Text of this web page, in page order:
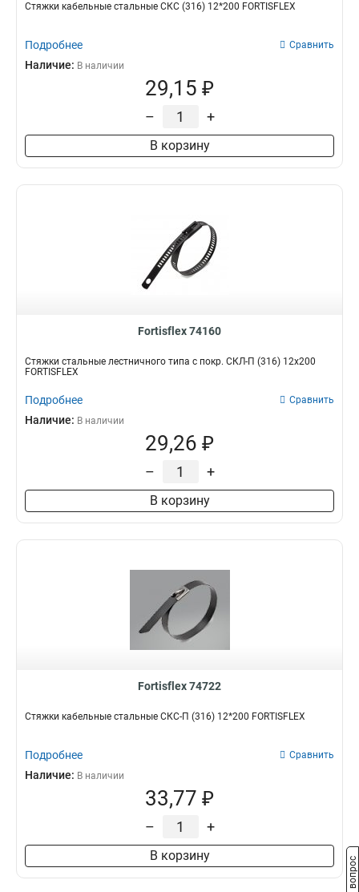
Стяжки кабельные стальные СКС (316) 12*200 FORTISFLEX
Подробнее Сравнить
Наличие: В наличии
29,15 ₽
– +
В корзину
Fortisflex 74160
Стяжки стальные лестничного типа с покр. СКЛ-П (316) 12х200
FORTISFLEX
Подробнее Сравнить
Наличие: В наличии
29,26 ₽
– +
В корзину
Fortisflex 74722
Стяжки кабельные стальные СКС-П (316) 12*200 FORTISFLEX
Подробнее Сравнить
Наличие: В наличии
33,77 ₽
– +
В корзину